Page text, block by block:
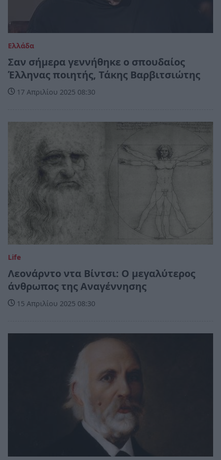
Ελλάδα
Σαν σήμερα γεννήθηκε ο σπουδαίος
Έλληνας ποιητής, Τάκης Βαρβιτσιώτης
17 Απριλίου 2025 08:30
Life
Λεονάρντο ντα Βίντσι: Ο μεγαλύτερος
άνθρωπος της Αναγέννησης
15 Απριλίου 2025 08:30